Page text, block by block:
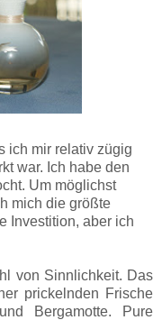
ich mir relativ zügig
war. Ich habe den
Um möglichst
mich die größte
Investition, aber ich
von Sinnlichkeit. Das
prickelnden Frische
Bergamotte. Pure